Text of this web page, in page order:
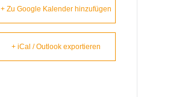
+ Zu Google Kalender hinzufügen
+ iCal / Outlook exportieren